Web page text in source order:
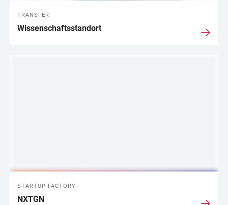
TRANSFER
Wissenschaftsstandort
STARTUP FACTORY
NXTGN